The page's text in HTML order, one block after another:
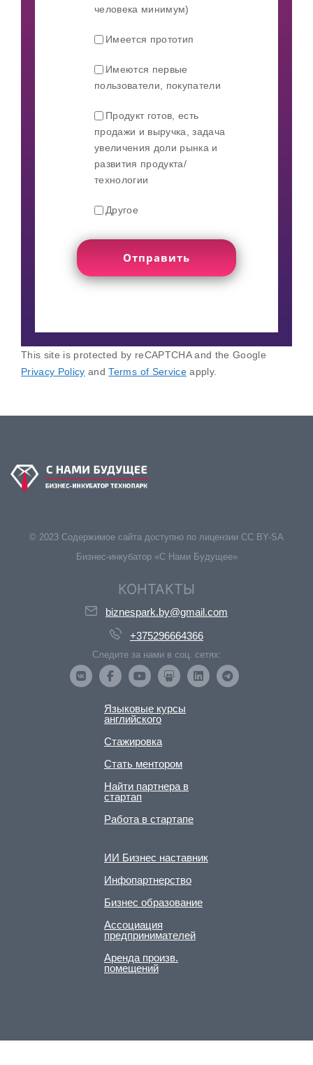
человека минимум)
Имеется прототип
Имеются первые
пользователи, покупатели
Продукт готов, есть
продажи и выручка, задача
увеличения доли рынка и
развития продукта/
технологии
Другое
This site is protected by reCAPTCHA and the Google
Privacy Policy andTerms of Serviceapply.
© 2023 Содержимое сайта доступно по лицензии CC BY-SA
Бизнес-инкубатор «С Нами Будущее»
КОНТАКТЫ
biznespark.by@gmail.com
+375296664366
Следите за нами в соц. сетях:
Языковые курсы
английского
Стажировка
Стать ментором
Найти партнера в
стартап
Работа в стартапе
ИИ Бизнес наставник
Инфопартнерство
Бизнес образование
Ассоциация
предпринимателей
Аренда произв.
помещений